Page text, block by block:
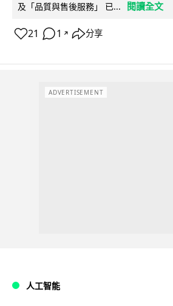
及「品質與售後服務」 已...
閱讀全文
21 1 ↗ 分享
ADVERTISEMENT
人工智能